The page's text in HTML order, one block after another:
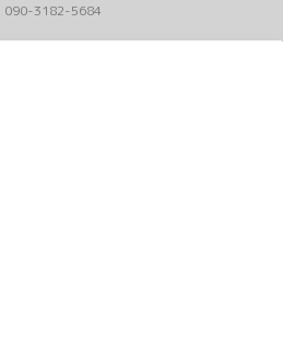
090-3182-5684